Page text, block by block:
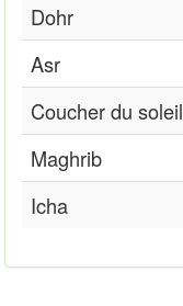
Dohr
Asr
Coucher du soleil
Maghrib
Icha